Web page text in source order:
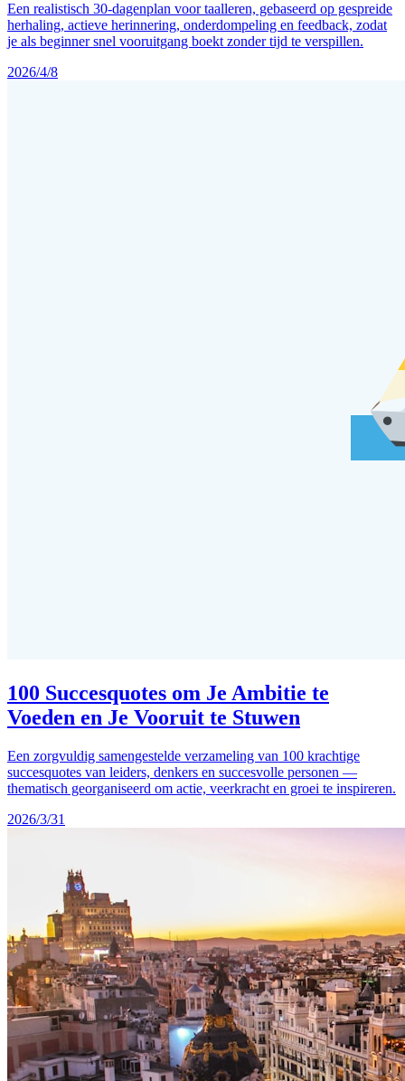
Een realistisch 30-dagenplan voor taalleren, gebaseerd op gespreide
herhaling, actieve herinnering, onderdompeling en feedback, zodat
je als beginner snel vooruitgang boekt zonder tijd te verspillen.
2026/4/8
100 Succesquotes om Je Ambitie te
Voeden en Je Vooruit te Stuwen
Een zorgvuldig samengestelde verzameling van 100 krachtige
succesquotes van leiders, denkers en succesvolle personen —
thematisch georganiseerd om actie, veerkracht en groei te inspireren.
2026/3/31